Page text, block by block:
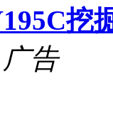
挖
广告